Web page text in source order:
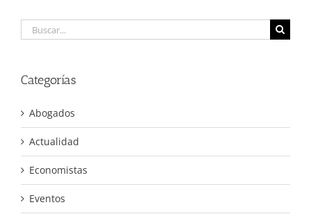
Buscar:
Categorías
Abogados
Actualidad
Economistas
Eventos